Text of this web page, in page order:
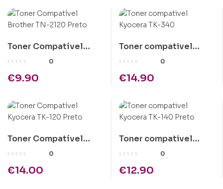
Toner Compatível
Brother TN-2120 Preto
0
€9.90
Toner compativel
Kyocera TK-340
0
€14.90
Toner Compatível
Kyocera TK-120 Preto
0
€14.00
Toner compativel
Kyocera TK-140 Preto
0
€12.90